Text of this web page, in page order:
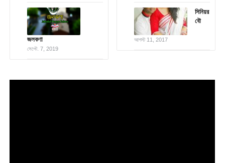
জলকণা
সেপ্টে. 7, 2019
সিনিয়র
বৌ
আগস্ট 11, 2017